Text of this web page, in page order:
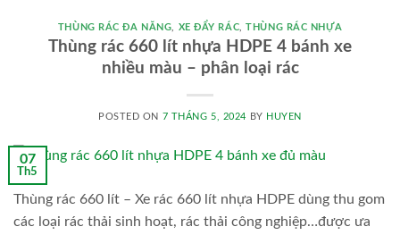
THÙNG RÁC ĐA NĂNG XE ĐẨY RÁC ,THÙNG RÁC NHỰA
Thùng rác 660 lít nhựa HDPE 4 bánh xe
nhiều màu – phân loại rác
POSTED ON 7 THÁNG 5, 2024 BY HUYEN
07
Th5
Thùng rác 660 lít – Xe rác 660 lít nhựa HDPE dùng thu gom
các loại rác thải sinh hoạt, rác thải công nghiệp…được ưa